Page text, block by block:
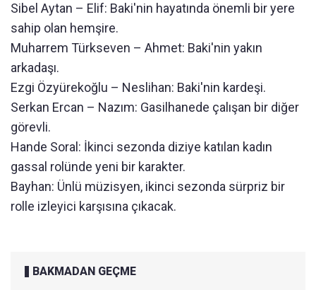
Sibel Aytan – Elif: Baki'nin hayatında önemli bir yere
sahip olan hemşire.
Muharrem Türkseven – Ahmet: Baki'nin yakın
arkadaşı.
Ezgi Özyürekoğlu – Neslihan: Baki'nin kardeşi.
Serkan Ercan – Nazım: Gasilhanede çalışan bir diğer
görevli.
Hande Soral: İkinci sezonda diziye katılan kadın
gassal rolünde yeni bir karakter.
Bayhan: Ünlü müzisyen, ikinci sezonda sürpriz bir
rolle izleyici karşısına çıkacak.
BAKMADAN GEÇME